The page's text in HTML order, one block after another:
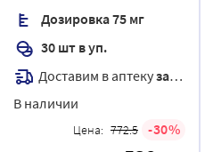
Дозировка 75 мг
30 шт в уп.
Доставим в аптекузавтра
В наличии
Цена: 772.5 30